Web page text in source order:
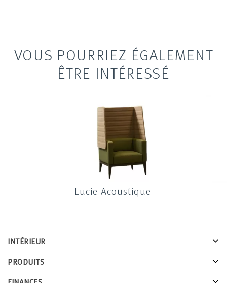
VOUS POURRIEZ ÉGALEMENT
ÊTRE INTÉRESSÉ
Lucie Acoustique
INTÉRIEUR
PRODUITS